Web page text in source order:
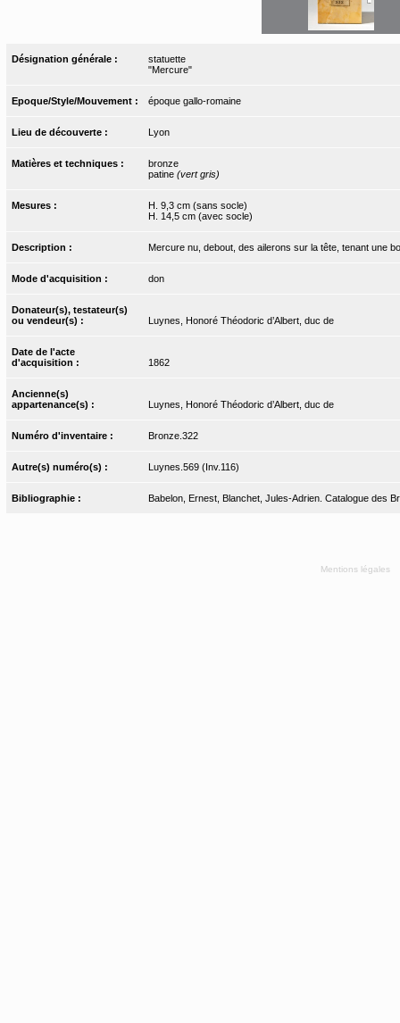
Désignation générale :
statuette
"Mercure"
Epoque/Style/Mouvement : époque gallo-romaine
Lieu de découverte : Lyon
Matières et techniques :
bronze
patine (vert gris)
Mesures :
H. 9,3 cm (sans socle)
H. 14,5 cm (avec socle)
Description : Mercure nu, debout, des ailerons sur la tête, tenant une
Mode d'acquisition : don
Donateur(s), testateur(s)
ou vendeur(s) :
Luynes, Honoré Théodoric d’Albert, duc de
Date de l'acte
d'acquisition :
1862
Ancienne(s)
appartenance(s) :
Luynes, Honoré Théodoric d’Albert, duc de
Numéro d'inventaire : Bronze.322
Autre(s) numéro(s) : Luynes.569 (Inv.116)
Bibliographie : Babelon, Ernest, Blanchet, Jules-Adrien. Catalogue des
Mentions légales